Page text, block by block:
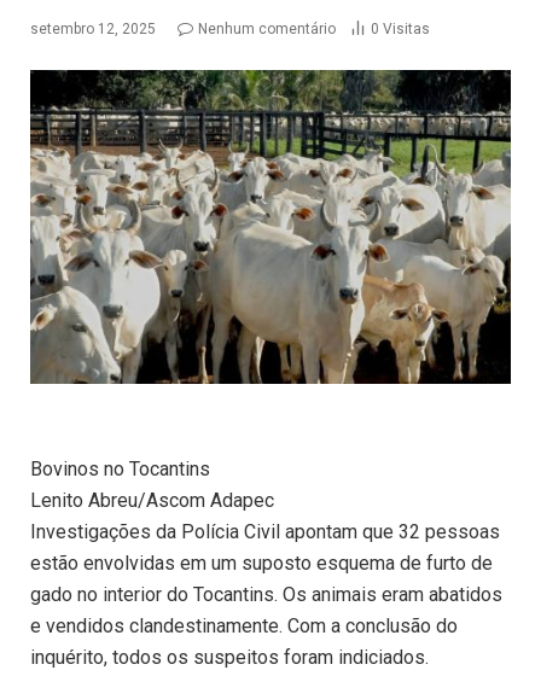
setembro 12, 2025 Nenhum comentário 0 Visitas
Bovinos no Tocantins
Lenito Abreu/Ascom Adapec
Investigações da Polícia Civil apontam que 32 pessoas
estão envolvidas em um suposto esquema de furto de
gado no interior do Tocantins. Os animais eram abatidos
e vendidos clandestinamente. Com a conclusão do
inquérito, todos os suspeitos foram indiciados.